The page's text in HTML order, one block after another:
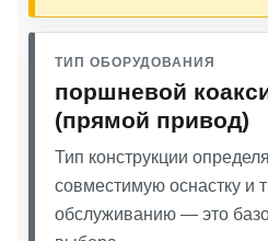
ТИП ОБОРУДОВАНИЯ
поршневой
(прямой привод)
Тип конструкции
совместимую оснастку и
обслуживанию — это